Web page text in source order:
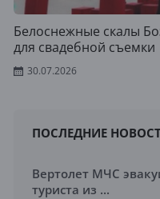
Белоснежные скалы
для свадебной съемки
30.07.2026
ПОСЛЕДНИЕ
Вертолет МЧС
туриста из ...